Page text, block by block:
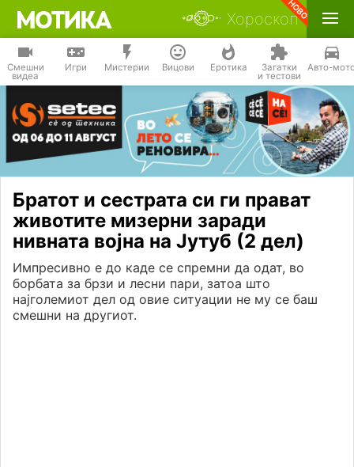
Хороскоп
Смешни
видеа
Игри Мистерии Вицови Еротика Загатки
и тестови
Авто-
Братот и сестрата си ги прават
животите мизерни заради
нивната војна на Јутуб (2 дел)
Импресивно е до каде се спремни да одат, во
борбата за брзи и лесни пари, затоа што
најголемиот дел од овие ситуации не му се баш
смешни на другиот.